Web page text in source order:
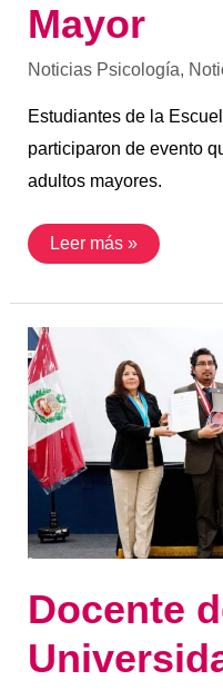
Mayor
Noticias Psicología,
Estudiantes de la
participaron de evento
adultos mayores.
Leer más »
Docente
Docente
de
la
Universidad
María
Auxiliadora
(UMA)
recibe
reconocimiento
por
parte
del
CQFDL